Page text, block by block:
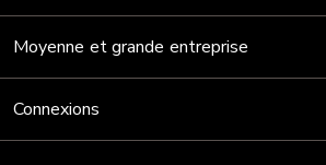
Moyenne et grande entreprise
Connexions